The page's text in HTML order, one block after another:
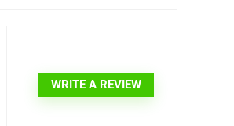
WRITE A REVIEW